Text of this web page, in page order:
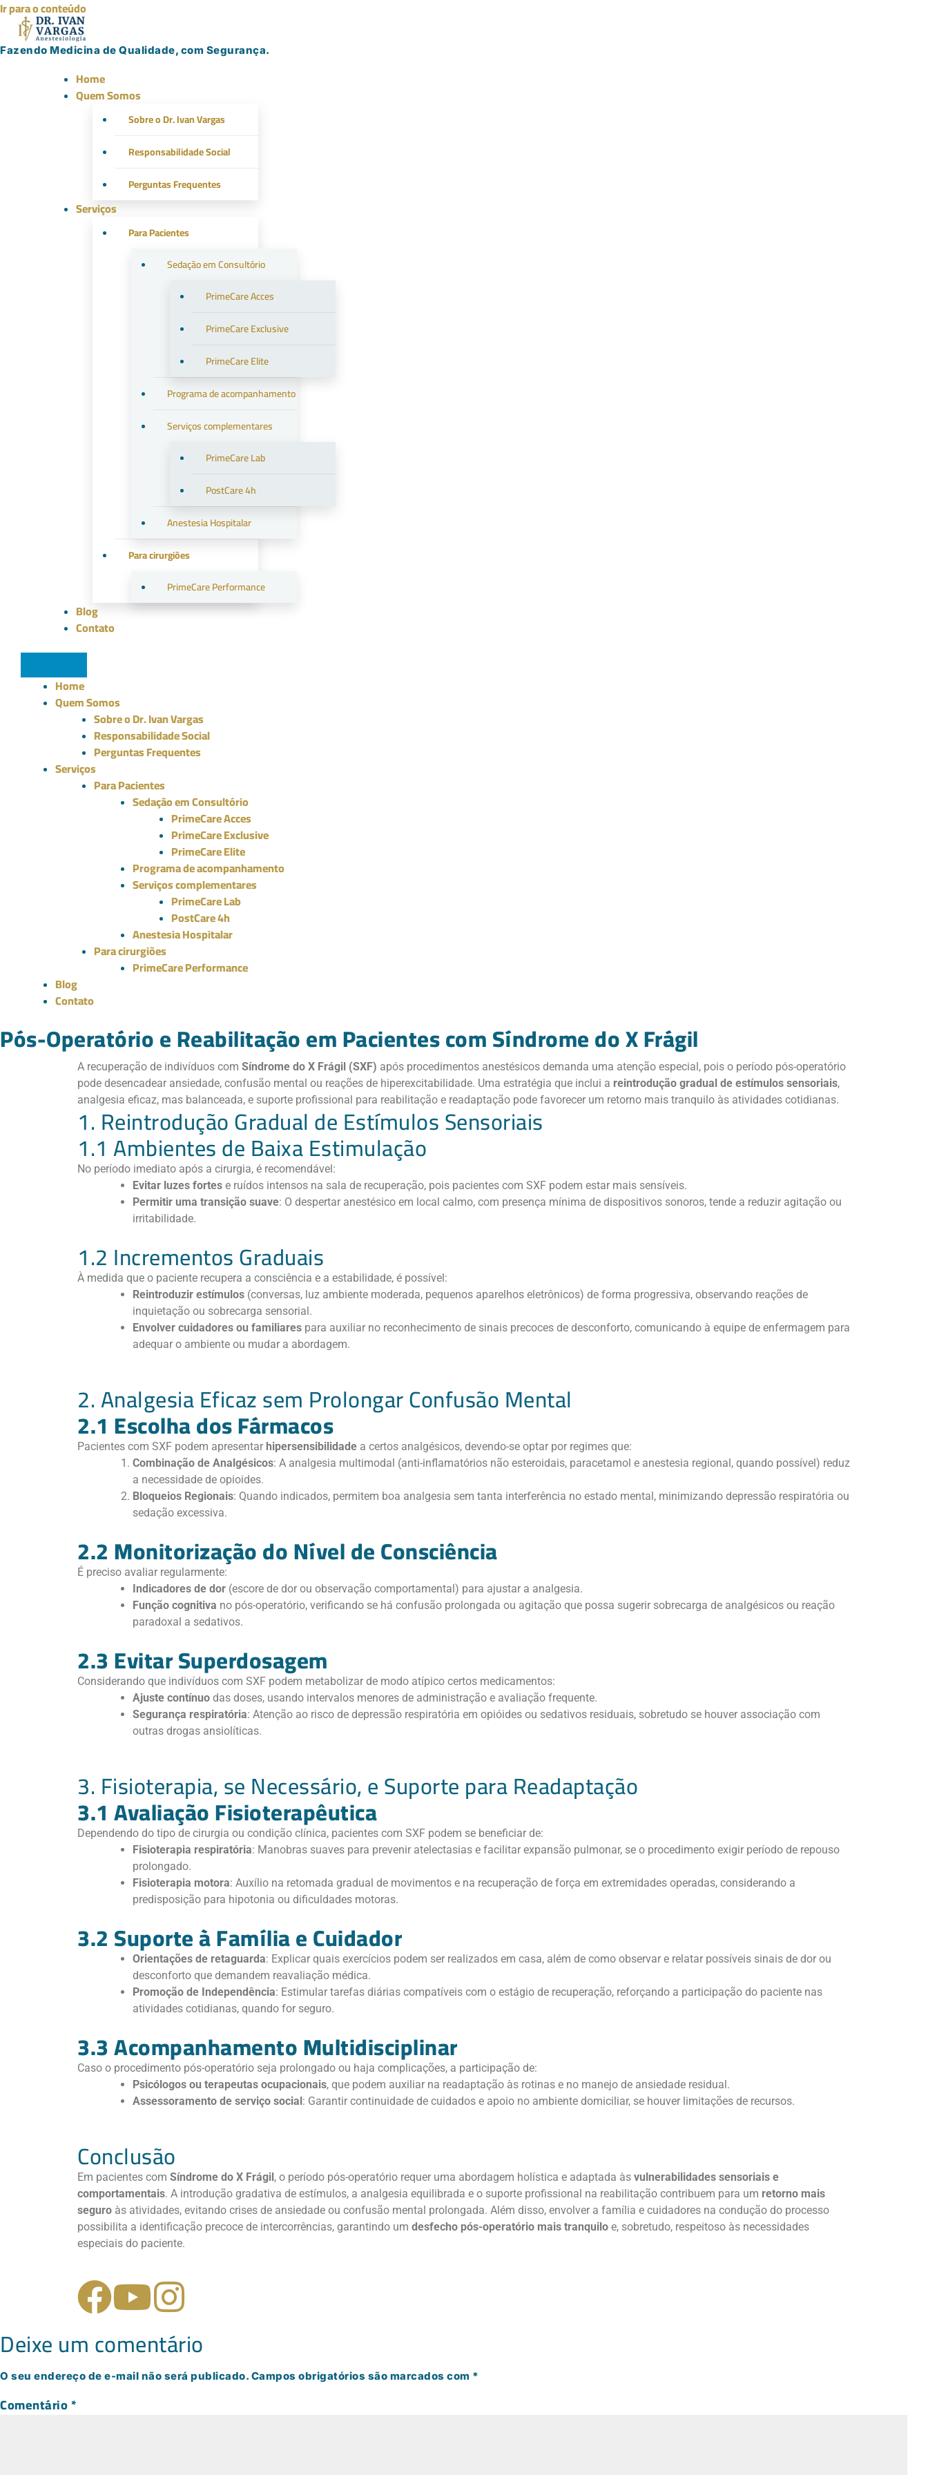
Ir para o conteúdo
Fazendo Medicina de Qualidade, com Segurança.
Home
Quem Somos
Sobre o Dr. Ivan Vargas
Responsabilidade Social
Perguntas Frequentes
Serviços
Para Pacientes
Sedação em Consultório
PrimeCare Acces
PrimeCare Exclusive
PrimeCare Elite
Programa de acompanhamento
Serviços complementares
PrimeCare Lab
PostCare 4h
Anestesia Hospitalar
Para cirurgiões
PrimeCare Performance
Blog
Contato
Home
Quem Somos
Sobre o Dr. Ivan Vargas
Responsabilidade Social
Perguntas Frequentes
Serviços
Para Pacientes
Sedação em Consultório
PrimeCare Acces
PrimeCare Exclusive
PrimeCare Elite
Programa de acompanhamento
Serviços complementares
PrimeCare Lab
PostCare 4h
Anestesia Hospitalar
Para cirurgiões
PrimeCare Performance
Blog
Contato
Pós-Operatório e Reabilitação em Pacientes com Síndrome do X Frágil
A recuperação de indivíduos com Síndrome do X Frágil (SXF) após procedimentos anestésicos demanda uma atenção especial, pois o período pós-operatório
pode desencadear ansiedade, confusão mental ou reações de hiperexcitabilidade. Uma estratégia que inclui a reintrodução gradual de estímulos sensoriais,
analgesia eficaz, mas balanceada, e suporte profissional para reabilitação e readaptação pode favorecer um retorno mais tranquilo às atividades cotidianas.
1. Reintrodução Gradual de Estímulos Sensoriais
1.1 Ambientes de Baixa Estimulação
No período imediato após a cirurgia, é recomendável:
Evitar luzes fortes e ruídos intensos na sala de recuperação, pois pacientes com SXF podem estar mais sensíveis.
Permitir uma transição suave: O despertar anestésico em local calmo, com presença mínima de dispositivos sonoros, tende a reduzir agitação ou
irritabilidade.
1.2 Incrementos Graduais
À medida que o paciente recupera a consciência e a estabilidade, é possível:
Reintroduzir estímulos (conversas, luz ambiente moderada, pequenos aparelhos eletrônicos) de forma progressiva, observando reações de
inquietação ou sobrecarga sensorial.
Envolver cuidadores ou familiares para auxiliar no reconhecimento de sinais precoces de desconforto, comunicando à equipe de enfermagem para
adequar o ambiente ou mudar a abordagem.
2. Analgesia Eficaz sem Prolongar Confusão Mental
2.1 Escolha dos Fármacos
Pacientes com SXF podem apresentar hipersensibilidade a certos analgésicos, devendo-se optar por regimes que:
Combinação de Analgésicos: A analgesia multimodal (anti-inflamatórios não esteroidais, paracetamol e anestesia regional, quando possível) reduz
a necessidade de opioides.
Bloqueios Regionais: Quando indicados, permitem boa analgesia sem tanta interferência no estado mental, minimizando depressão respiratória ou
sedação excessiva.
2.2 Monitorização do Nível de Consciência
É preciso avaliar regularmente:
Indicadores de dor (escore de dor ou observação comportamental) para ajustar a analgesia.
Função cognitiva no pós-operatório, verificando se há confusão prolongada ou agitação que possa sugerir sobrecarga de analgésicos ou reação
paradoxal a sedativos.
2.3 Evitar Superdosagem
Considerando que indivíduos com SXF podem metabolizar de modo atípico certos medicamentos:
Ajuste contínuo das doses, usando intervalos menores de administração e avaliação frequente.
Segurança respiratória: Atenção ao risco de depressão respiratória em opióides ou sedativos residuais, sobretudo se houver associação com
outras drogas ansiolíticas.
3. Fisioterapia, se Necessário, e Suporte para Readaptação
3.1 Avaliação Fisioterapêutica
Dependendo do tipo de cirurgia ou condição clínica, pacientes com SXF podem se beneficiar de:
Fisioterapia respiratória: Manobras suaves para prevenir atelectasias e facilitar expansão pulmonar, se o procedimento exigir período de repouso
prolongado.
Fisioterapia motora: Auxílio na retomada gradual de movimentos e na recuperação de força em extremidades operadas, considerando a
predisposição para hipotonia ou dificuldades motoras.
3.2 Suporte à Família e Cuidador
Orientações de retaguarda: Explicar quais exercícios podem ser realizados em casa, além de como observar e relatar possíveis sinais de dor ou
desconforto que demandem reavaliação médica.
Promoção de Independência: Estimular tarefas diárias compatíveis com o estágio de recuperação, reforçando a participação do paciente nas
atividades cotidianas, quando for seguro.
3.3 Acompanhamento Multidisciplinar
Caso o procedimento pós-operatório seja prolongado ou haja complicações, a participação de:
Psicólogos ou terapeutas ocupacionais, que podem auxiliar na readaptação às rotinas e no manejo de ansiedade residual.
Assessoramento de serviço social: Garantir continuidade de cuidados e apoio no ambiente domiciliar, se houver limitações de recursos.
Conclusão
Em pacientes com Síndrome do X Frágil, o período pós-operatório requer uma abordagem holística e adaptada às vulnerabilidades sensoriais e
comportamentais. A introdução gradativa de estímulos, a analgesia equilibrada e o suporte profissional na reabilitação contribuem para um retorno mais
seguro às atividades, evitando crises de ansiedade ou confusão mental prolongada. Além disso, envolver a família e cuidadores na condução do processo
possibilita a identificação precoce de intercorrências, garantindo um desfecho pós-operatório mais tranquilo e, sobretudo, respeitoso às necessidades
especiais do paciente.
Deixe um comentário
O seu endereço de e-mail não será publicado. Campos obrigatórios são marcados com *
Comentário*